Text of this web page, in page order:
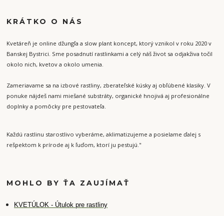
KRÁTKO O NÁS
Kvetáreň je online džungľa a slow plant koncept, ktorý vznikol v roku 2020 v
Banskej Bystrici. Sme posadnutí rastlinkami a celý náš život sa odjakživa točil
okolo nich, kvetov a okolo umenia.
Zameriavame sa na izbové rastliny, zberateľské kúsky aj obľúbené klasiky. V
ponuke nájdeš nami miešané substráty, organické hnojivá aj profesionálne
doplnky a pomôcky pre pestovateľa.
Každú rastlinu starostlivo vyberáme, aklimatizujeme a posielame ďalej s
rešpektom k prírode aj k ľuďom, ktorí ju pestujú."
MOHLO BY ŤA ZAUJÍMAŤ
KVETÚLOK - Útulok pre rastliny